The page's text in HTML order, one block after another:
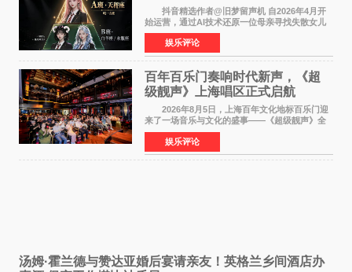
抖音精选作者@旧梦留声机 自2026年4月开
始运营，通过AI技术还原一位母亲寻找失散女儿
的故事，凭借强情感表达获得大量用户关注，发
布仅21小时便获得超1亿曝光、超1000万互动。
此后，账号持续沿
娱乐评论
百年百乐门奏响时代新声，《超
级靓声》上海唱区正式启航
2026年8月5日，上海百年文化地标百乐门迎
来了一场音乐与文化的盛事——《超级靓声》全
国励志音乐公益节目上海唱区新闻发布会暨启动
仪式在此隆重举行。各界领导、嘉宾与媒体朋友
齐聚一堂，共同
娱乐评论
汤姆·霍兰德与赞达亚婚后宴请亲友！英格兰乡间酒店办